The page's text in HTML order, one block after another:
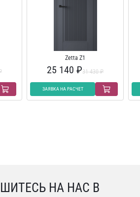
Zetta Z1
25 140 ₽31 430 ₽
ЗАЯВКА НА РАСЧЕТ
НА НАС В